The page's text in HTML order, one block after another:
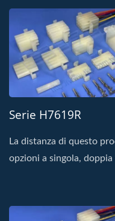
Serie H7619R
La distanza di questo
opzioni a singola, doppia